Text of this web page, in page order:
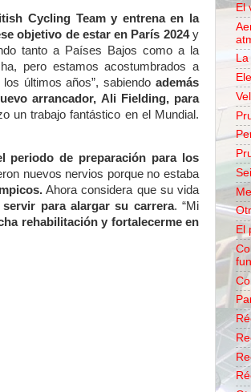
Cycling Team y entrena en la
objetivo de estar en París 2024y
tanto a Países Bajos como a la
pero estamos acostumbrados a
últimos años”, sabiendo además
arrancador, Ali Fielding, para
un trabajo fantástico en el Mundial.
periodo de preparación para los
nuevos nervios porque no estaba
Ahora considera que su vida
servir para alargar su carrera. “Mi
rehabilitación y fortalecerme en
El
El